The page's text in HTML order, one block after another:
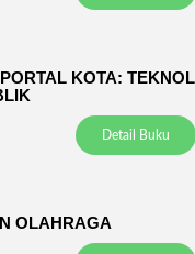
KOTA:
Detail Buku
OLAHRAGA